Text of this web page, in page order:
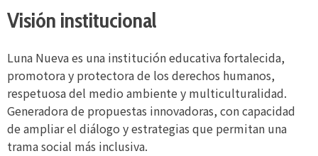
Visión institucional
Luna Nueva es una institución educativa fortalecida,
promotora y protectora de los derechos humanos,
respetuosa del medio ambiente y multiculturalidad.
Generadora de propuestas innovadoras, con capacidad
de ampliar el diálogo y estrategias que permitan una
trama social más inclusiva.